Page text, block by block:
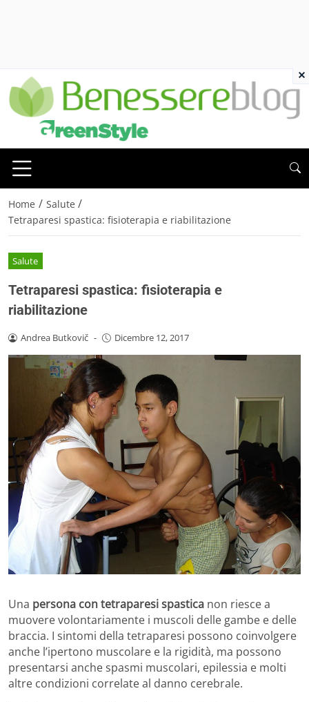
Home / Salute /
Tetraparesi spastica: fisioterapia e riabilitazione
Salute
Tetraparesi spastica: fisioterapia e
riabilitazione
Andrea Butkovič - Dicembre 12, 2017
Una persona con tetraparesi spastica non riesce a
muovere volontariamente i muscoli delle gambe e delle
braccia. I sintomi della tetraparesi possono coinvolgere
anche l’ipertono muscolare e la rigidità, ma possono
presentarsi anche spasmi muscolari, epilessia e molti
altre condizioni correlate al danno cerebrale.
×